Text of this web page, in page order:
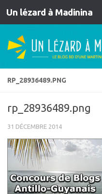
Skip to content
Un lézard à Madinina
RP_28936489.PNG
rp_28936489.png
31 DÉCEMBRE 2014